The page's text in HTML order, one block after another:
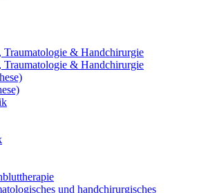
& Handchirurgie
& Handchirurgie
und handchirurgisches